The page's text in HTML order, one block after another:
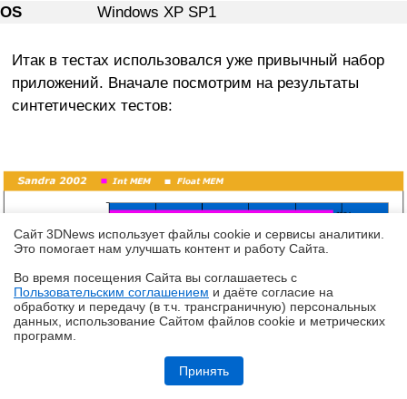
Обзор ноутбука HONOR MagicBook 16 2026 (LHC-X) на платформе
OS
Windows XP SP1
Итак в тестах использовался уже привычный набор
приложений. Вначале посмотрим на результаты
синтетических тестов:
Сайт 3DNews использует файлы cookie и сервисы аналитики.
Это помогает нам улучшать контент и работу Cайта.
Во время посещения Cайта вы соглашаетесь с
Пользовательским соглашением и даёте согласие на
обработку и передачу (в т.ч. трансграничную) персональных
данных, использование Cайтом файлов cookie и метрических
программ.
Принять